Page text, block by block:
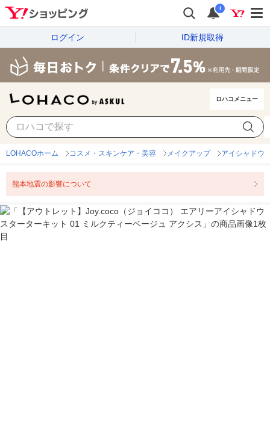
i
ログイン ID新規取得
ロハコメニュー
LOHACOホーム コスメ・スキンケア・美容 メイクアップ アイシャドウ
熊本地震の影響について